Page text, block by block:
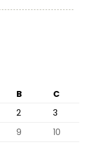
B
C
2
3
9
10